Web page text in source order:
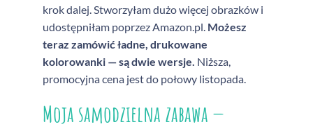
krok dalej. Stworzyłam dużo więcej obrazków i
udostępniłam poprzez Amazon.pl. Możesz
teraz zamówić ładne, drukowane
kolorowanki — są dwie wersje. Niższa,
promocyjna cena jest do połowy listopada.
Moja samodzielna zabawa —